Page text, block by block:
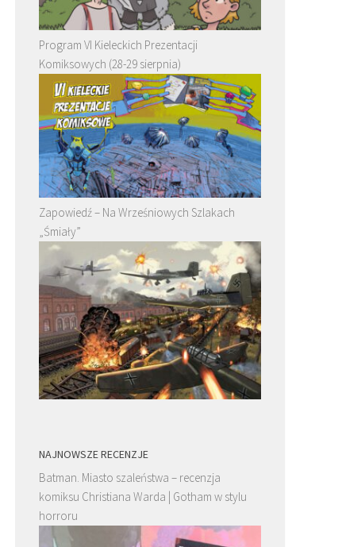
Program VI Kieleckich Prezentacji
Komiksowych (28-29 sierpnia)
Zapowiedź – Na Wrześniowych Szlakach
„Śmiały”
NAJNOWSZE RECENZJE
Batman. Miasto szaleństwa – recenzja
komiksu Christiana Warda | Gotham w stylu
horroru